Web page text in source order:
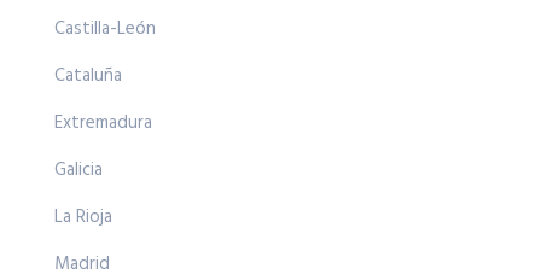
Castilla-León
Cataluña
Extremadura
Galicia
La Rioja
Madrid